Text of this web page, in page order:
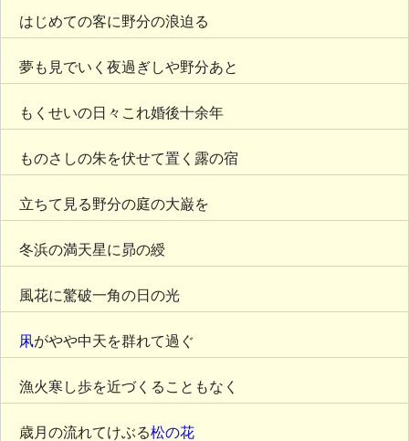
はじめての客に野分の浪迫る
夢も見でいく夜過ぎしや野分あと
もくせいの日々これ婚後十余年
ものさしの朱を伏せて置く露の宿
立ちて見る野分の庭の大巌を
冬浜の満天星に昴の綬
風花に驚破一角の日の光
凩がやや中天を群れて過ぐ
漁火寒し歩を近づくることもなく
歳月の流れてけぶる松の花